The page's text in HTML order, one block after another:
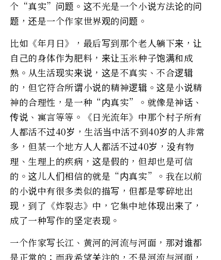
个“真实”问题。这不光是一个小说方法论的问
题，还是一个作家世界观的问题。
比如《年月日》，最后写到那个老人躺下来，让
自己的身体作为肥料，来让玉米种子饱满和成
熟。从生活现实来说，这是不真实、不合逻辑
的，但它符合所谓小说的精神逻辑。这是小说精
神的合理性，是一种“内真实”。就像是神话、
传说、寓言等等。《日光流年》中那个村子所有
人都活不过40岁，生活当中活不到40岁的人非常
多，但某一个地方人人都活不过40岁，没有物
理、生理上的疾病，这是假的，但却也是可信
的。这儿人们相信的就是“内真实”。我在以前
的小说中有很多类似的描写，但都是零碎地出
现，到了《炸裂志》中，它集中地体现出来了，
成了一种写作的坚定表现。
一个作家写长江、黄河的河流与河面，那对谁都
是正常的；而我希望关注的，不是河流与河面，